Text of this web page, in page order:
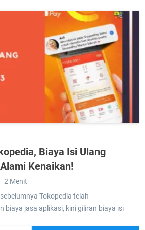
Biaya Isi Ulang
Kenaikan!
Tokopedia telah
biaya jasa aplikasi, kini giliran biaya isi
2 Menit